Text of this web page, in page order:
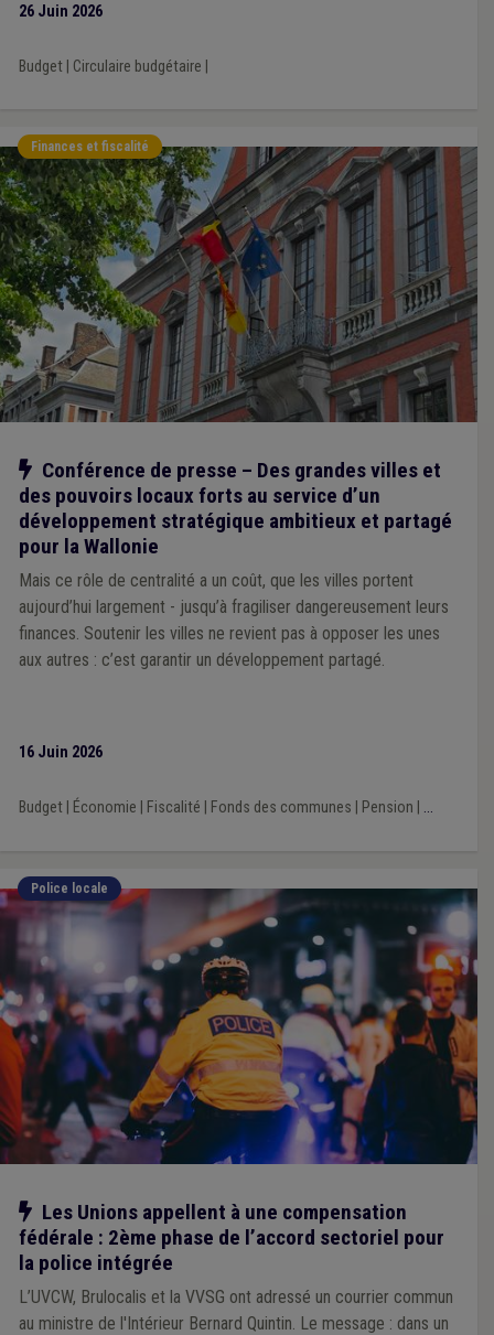
26 Juin 2026
Budget| Circulaire budgétaire
Finances et fiscalité
Notre action
Conférence de presse – Des grandes villes et
des pouvoirs locaux forts au service d’un
développement stratégique ambitieux et partagé
pour la Wallonie
Mais ce rôle de centralité a un coût, que les villes portent
aujourd’hui largement - jusqu’à fragiliser dangereusement leurs
finances. Soutenir les villes ne revient pas à opposer les unes
aux autres : c’est garantir un développement partagé.
16 Juin 2026
Budget| Économie Fiscalité Fonds des communes Pension ...
Police locale
Notre action
Les Unions appellent à une compensation
fédérale : 2ème phase de l’accord sectoriel pour
la police intégrée
L’UVCW, Brulocalis et la VVSG ont adressé un courrier commun
au ministre de l'Intérieur Bernard Quintin. Le message : dans un